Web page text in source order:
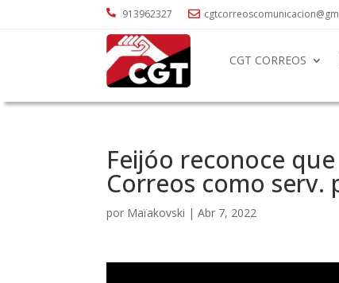
 913962327 
CGT CORREOS
Feijóo reconoce
Correos como serv.
por Maïakovski |Abr 7, 2022